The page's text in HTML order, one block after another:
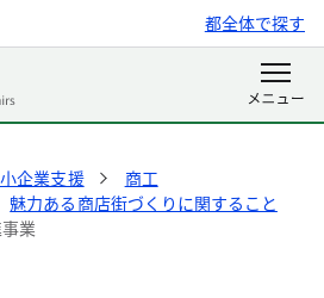
都全体で探す
企業支援
商工
魅力ある商店街づくりに関すること
業